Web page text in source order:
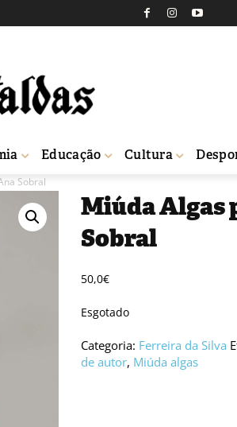
Educação Cultura
Sobral
Miúda Algas
Sobral
50,0€
Esgotado
Categoria: Ferreira da Silva
de autor, Miúda algas